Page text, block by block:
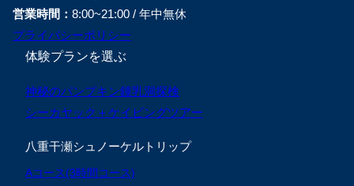
営業時間： 8:00~21:00 / 年中無休
プライバシーポリシー
体験プランを選ぶ
神秘のパンプキン鍾乳洞探検
シーカヤック＋ケイビングツアー
八重干瀬シュノーケルトリップ
Aコース(3時間コース)